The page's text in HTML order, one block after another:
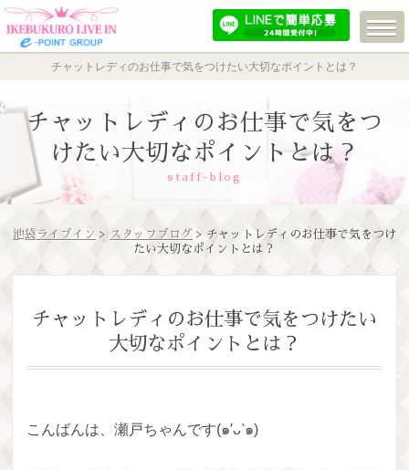
チャットレディのお仕事で気をつけたい大切なポイントとは？
チャットレディのお仕事で気をつ
けたい大切なポイントとは？
staff-blog
池袋ライブイン > スタッフブログ > チャットレディのお仕事で気をつけ
たい大切なポイントとは？
チャットレディのお仕事で気をつけたい
大切なポイントとは？
こんばんは、瀬戸ちゃんです(๑′ᴗ‵๑)